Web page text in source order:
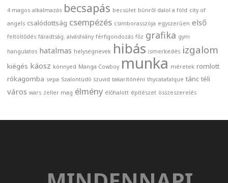
4 magos alkalmazás becsapás becsület bűnről dalol a föld city of
angels csalódottság csempézés csimborasszója egyszerűen első
feltöltődés fáradtság. alváshiány férfigondozás főz grafika gym
hangulatos hatalmas helységnevek hibás ismerkedés izgalom
kiégés káosz könnyed Manga Cowboy munka méretek romlott
rókagomba sepa Szalontüdő szuvid takarítónéni thycatafalque tánc téli
város wars zeller mag élmény élőhalott építészet összeszerelés